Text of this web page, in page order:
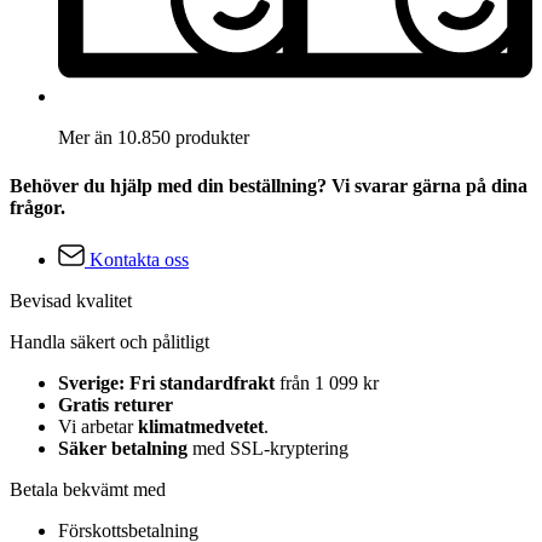
Mer än 10.850 produkter
Behöver du hjälp med din beställning? Vi svarar gärna på dina
frågor.
Kontakta oss
Bevisad kvalitet
Handla säkert och pålitligt
Sverige: Fri standardfrakt från 1 099 kr
Gratis returer
Vi arbetarklimatmedvetet.
Säker betalning med SSL-kryptering
Betala bekvämt med
Förskottsbetalning